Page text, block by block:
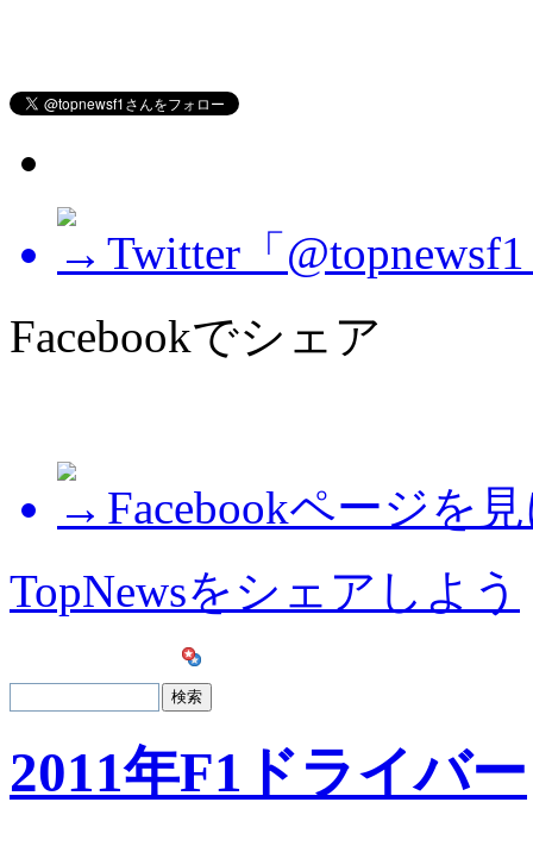
Twitter「
Facebookでシェア
Facebookページを
TopNewsをシェアしよう
2011年F1ドライバー